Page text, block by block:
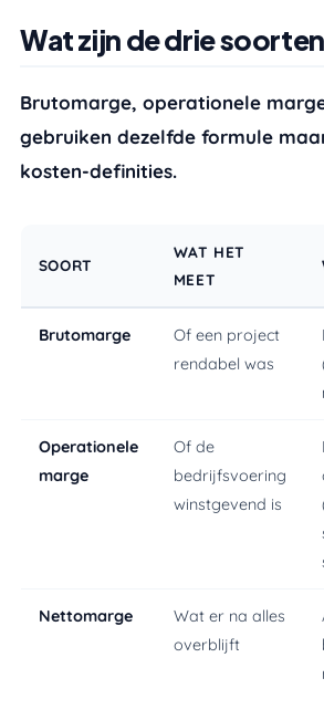
Wat zijn de drie
Brutomarge, operationele
gebruiken dezelfde formule
kosten-definities.
SOORT
WAT HET
MEET
Brutomarge
Of een project
rendabel was
Operationele
marge
Of de
bedrijfsvoering
winstgevend is
Nettomarge
Wat er na alles
overblijft